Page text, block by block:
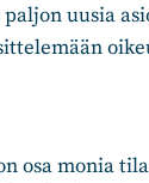
uusia
osa monia